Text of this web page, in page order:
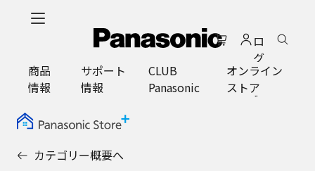
ロ
グ
イ
ン
商品
情報
サポート
情報
CLUB
Panasonic
オンライン
ストア
カテゴリー概要へ